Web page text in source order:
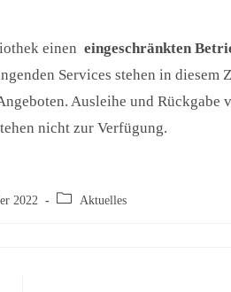
einen eingeschränkten
Services stehen in diesem
Ausleihe und Rückgabe
nicht zur Verfügung.
2022 Aktuelles